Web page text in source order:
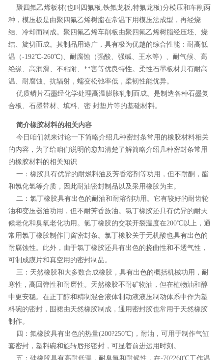
聚四氟乙烯板材(也叫四氟板,铁氟龙板,特氟龙板)分模压和车削两
种，模压板是由聚四氟乙烯树脂在常温下用模压法成型，再经烧
结、冷却而制成。聚四氟乙烯车削板由聚四氟乙烯树脂经压坯、烧
结、旋切而成。其制品用途广，具有极为优越的综合性能：耐高低
温（-192℃-260℃)、耐腐蚀（强酸、强碱、王水等）、耐气候、高
绝缘、高润滑、不粘附、**害等优良特性。柔性石墨板材具有耐高
温、耐腐蚀、抗辐射，蠕变松弛率低，柔韧性能优异。
优质鳞片石墨经化学处理高温膨胀轧制而成。是制造各种石墨复
合板、石墨带材、填料、密 封垫片等的基础材料。
简介橡胶材料的相关内容
今日咱们就来讨论一下简略介绍几种密封条常用的橡胶材料相关
的内容，为了给咱们说明的愈加清楚了解简略介绍几种密封条常用
的橡胶材料的相关知识
一：橡胶具有优异的耐燃料油及芳香溶剂等功用，但不耐酮，酯
和氯化氢等介质，因此耐油密封制品以及采用橡胶为主。
二：氯丁橡胶具有出色的耐油和耐溶剂功用。它有较好的耐齿轮
油和变压器油功用，但不耐芳香族油。氯丁橡胶还具有优异的耐天
候老化和臭氧老化功用。氯丁橡胶的交联开裂温度在200℃以上，通
常用氯丁橡胶制作门窗密封条。氯丁橡胶关于无机酸也具有出色的
耐腐蚀性。此外，由于氯丁橡胶还具有出色的挠曲性和不透气性，
可制成膜片和真空用的密封制品。
三：天然橡胶和大多数合成橡胶，具有出色的概括机械功用，耐
寒性，高回弹性和耐磨性。天然橡胶不耐矿物油，但在植物油和醇
中更安稳。在正丁醇和精制混合液体制动液液压制动体系中作为塑
料碗的密封，围裙由天然橡胶制成，通用密封胶也常用于天然橡胶
制作。
四：氟橡胶具有出色的热量(200?250℃)，耐油，可用于制作气缸
套密封，塑料碗和旋转唇形密封，可显着前进运用时刻。
五：硅橡胶具有高耐低温，耐臭氧和耐候性，在-70?260℃工作温